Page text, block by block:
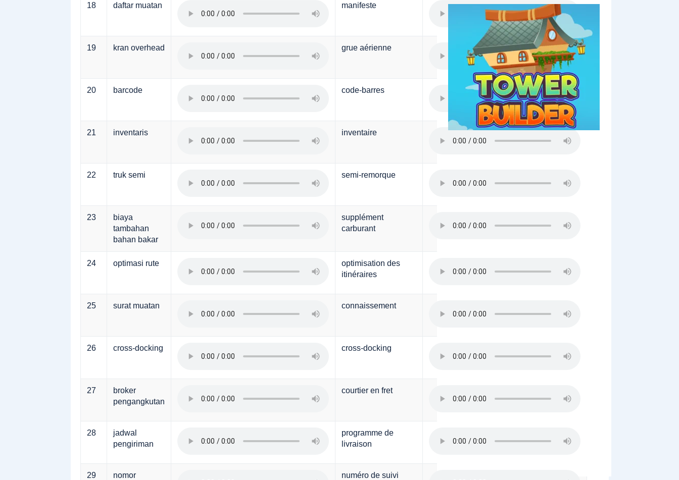
18 daftar muatan manifeste
19 kran overhead grue aérienne
20 barcode code-barres
21 inventaris inventaire
22 truk semi semi-remorque
23
biaya
tambahan
bahan bakar
supplément
carburant
24 optimasi rute
optimisation des
itinéraires
25 surat muatan connaissement
26 cross-docking cross-docking
27
broker
pengangkutan
courtier en fret
28
jadwal
pengiriman
programme de
livraison
29
nomor
numéro de suivi